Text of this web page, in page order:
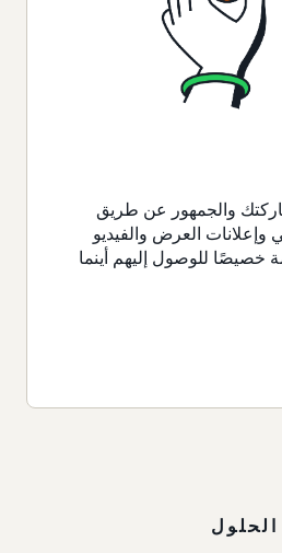
والجمهور عن طريق
وإعلانات العرض والفيديو
للوصول إليهم أينما
الحلول